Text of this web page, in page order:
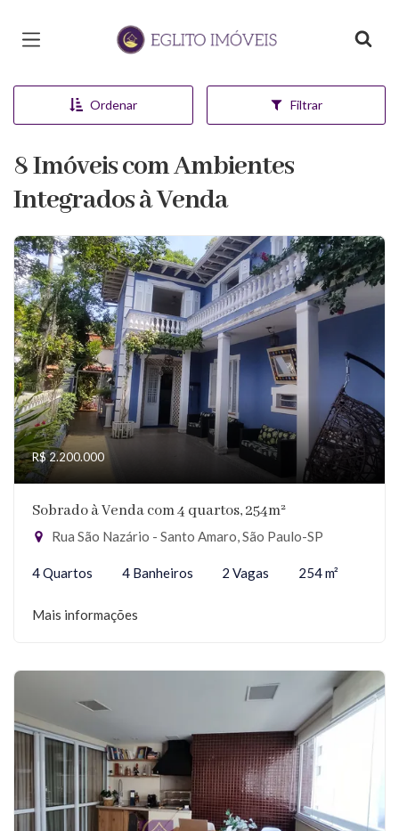
Página inicial
Ordenar Filtrar
8 Imóveis com Ambientes
Integrados à Venda
R$ 2.200.000
Sobrado à Venda com 4 quartos, 254m²
Rua São Nazário - Santo Amaro, São Paulo-SP
4 Quartos 4 Banheiros 2 Vagas 254 m²
Mais informações